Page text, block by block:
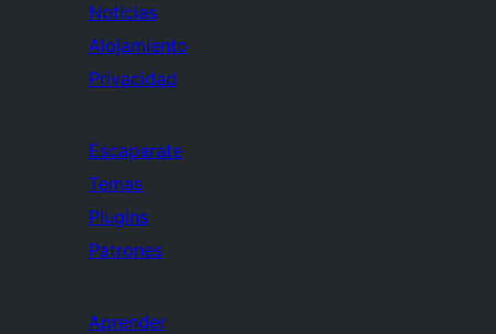
Noticias
Alojamiento
Privacidad
Escaparate
Temas
Plugins
Patrones
Aprender